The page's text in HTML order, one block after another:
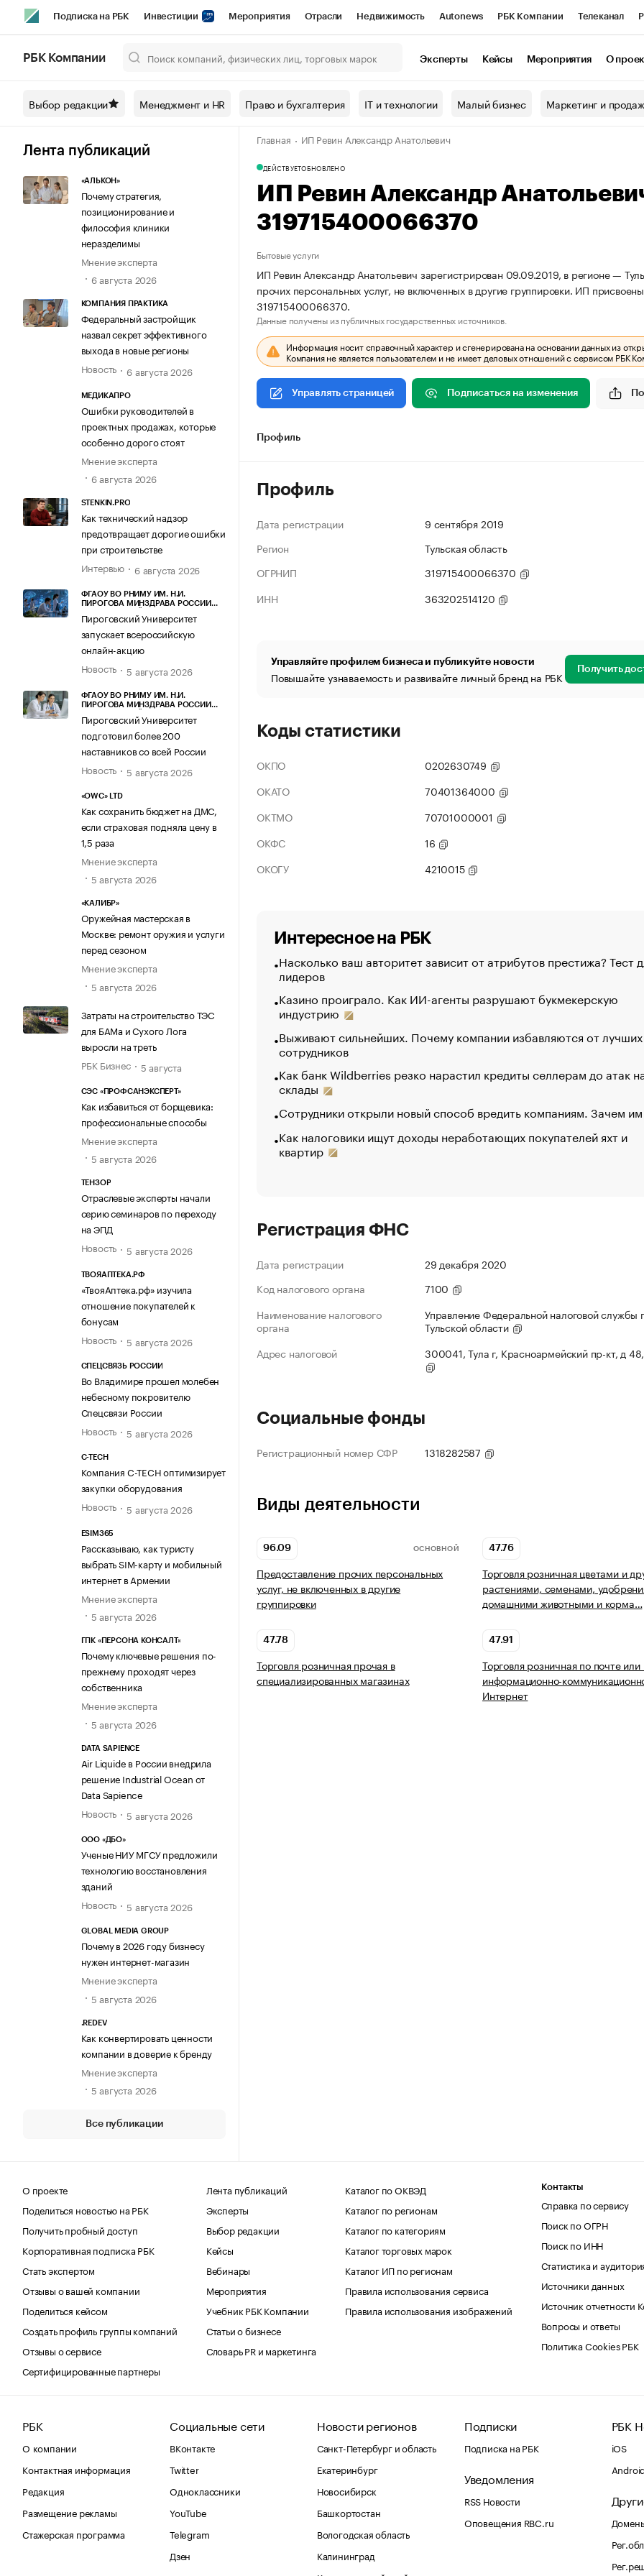
Подписка на РБК Инвестиции Мероприятия Отрасли Недвижимость Autonews РБК Компании Телеканал
Спецпроекты СПб Конференции СПб Спецпроекты Проверка контрагентов
Технологии и медиа Рынок наличной валюты
РБК Компании Эксперты Кейсы Мероприятия О
Выбор редакции Менеджмент и HR Право и бухгалтерия IT и технологии Малый бизнес Маркетинг и
Лента публикаций
«АЛЬКОН»
Почему стратегия,
позиционирование и
философия клиники
неразделимы
Мнение эксперта
6 августа 2026
КОМПАНИЯ ПРАКТИКА
Федеральный застройщик
назвал секрет эффективного
выхода в новые регионы
Новость
6 августа 2026
МЕДИКАПРО
Ошибки руководителей в
проектных продажах, которые
особенно дорого стоят
Мнение эксперта
6 августа 2026
STENKIN.PRO
Как технический надзор
предотвращает дорогие ошибки
при строительстве
Интервью
6 августа 2026
ФГАОУ ВО РНИМУ ИМ. Н.И.
ПИРОГОВА МИНЗДРАВА РОССИИ
Пироговский Университет
запускает всероссийскую
онлайн-акцию
Новость
5 августа 2026
ФГАОУ ВО РНИМУ ИМ. Н.И.
ПИРОГОВА МИНЗДРАВА РОССИИ
Пироговский Университет
подготовил более 200
наставников со всей России
Новость
5 августа 2026
«OWC» LTD
Как сохранить бюджет на ДМС,
если страховая подняла цену в
1,5 раза
Мнение эксперта
5 августа 2026
«КАЛИБР»
Оружейная мастерская в
Москве: ремонт оружия и услуги
перед сезоном
Мнение эксперта
5 августа 2026
Затраты на строительство ТЭС
для БАМа и Сухого Лога
выросли на треть
РБК Бизнес
5 августа
СЭС «ПРОФСАНЭКСПЕРТ»
Как избавиться от борщевика:
профессиональные способы
Мнение эксперта
5 августа 2026
ТЕНЗОР
Отраслевые эксперты начали
серию семинаров по переходу
на ЭПД
Новость
5 августа 2026
ТВОЯАПТЕКА.РФ
«ТвояАптека.рф» изучила
отношение покупателей к
бонусам
Новость
5 августа 2026
СПЕЦСВЯЗЬ РОССИИ
Во Владимире прошел молебен
небесному покровителю
Спецсвязи России
Новость
5 августа 2026
C-TECH
Компания C-TECH оптимизирует
закупки оборудования
Новость
5 августа 2026
ESIM365
Рассказываю, как туристу
выбрать SIM-карту и мобильный
интернет в Армении
Мнение эксперта
5 августа 2026
ГПК «ПЕРСОНА КОНСАЛТ»
Почему ключевые решения по-
прежнему проходят через
собственника
Мнение эксперта
5 августа 2026
DATA SAPIENCE
Air Liquide в России внедрила
решение Industrial Ocean от
Data Sapience
Новость
5 августа 2026
ООО «ДБО»
Ученые НИУ МГСУ предложили
технологию восстановления
зданий
Новость
5 августа 2026
GLOBAL MEDIA GROUP
Почему в 2026 году бизнесу
нужен интернет-магазин
Мнение эксперта
5 августа 2026
.REDEV
Как конвертировать ценности
компании в доверие к бренду
Мнение эксперта
5 августа 2026
Все публикации
Главная ИП Ревин Александр Анатольевич
ДЕЙСТВУЕТОБНОВЛЕНО
ИП Ревин Александр
319715400066370
Бытовые услуги
ИП Ревин Александр Анатольевич зарегистрирован 09.09.2019, в регионе —
прочих персональных услуг, не включенных в другие группировки. ИП
319715400066370.
Данные получены из публичных государственных источников.
Информация носит справочный характер и сгенерирована на основании данных из
Компания не является пользователем и не имеет деловых отношений с сервисом РБК
Управлять страницей Подписаться на изменения
Профиль
Профиль
Дата регистрации
9 сентября 2019
Регион
Тульская область
ОГРНИП
319715400066370
ИНН
363202514120
Управляйте профилем бизнеса и публикуйте новости
Повышайте узнаваемость и развивайте личный бренд на РБК Получить
Коды статистики
ОКПО
0202630749
ОКАТО
70401364000
ОКТМО
70701000001
ОКФС
16
ОКОГУ
4210015
Интересное на РБК
Насколько ваш авторитет зависит от атрибутов престижа? Тест
лидеров
Казино проиграло. Как ИИ-агенты разрушают букмекерскую
индустрию
Выживают сильнейших. Почему компании избавляются от лучших
сотрудников
Как банк Wildberries резко нарастил кредиты селлерам до атак
склады
Сотрудники открыли новый способ вредить компаниям. Зачем
Как налоговики ищут доходы неработающих покупателей яхт и
квартир
Регистрация ФНС
Дата регистрации
29 декабря 2020
Код налогового органа
7100
Наименование налогового
органа
Управление Федеральной налоговой службы
Тульской области
Адрес налоговой
300041, Тула г, Красноармейский пр-кт, д
Социальные фонды
Регистрационный номер СФР 1318282587
Виды деятельности
96.09 ОСНОВНОЙ
Предоставление прочих персональных
услуг, не включенных в другие
группировки
47.76
Торговля розничная цветами и
растениями, семенами,
домашними животными и корма…
47.78
Торговля розничная прочая в
специализированных магазинах
47.91
Торговля розничная по почте или
информационно-
Интернет
О проекте
Поделиться новостью на РБК
Получить пробный доступ
Корпоративная подписка РБК
Стать экспертом
Отзывы о вашей компании
Поделиться кейсом
Создать профиль группы компаний
Отзывы о сервисе
Сертифицированные партнеры
Лента публикаций
Эксперты
Выбор редакции
Кейсы
Вебинары
Мероприятия
Учебник РБК Компании
Статьи о бизнесе
Словарь PR и маркетинга
Каталог по ОКВЭД
Каталог по регионам
Каталог по категориям
Каталог торговых марок
Каталог ИП по регионам
Правила использования сервиса
Правила использования изображений
Контакты
Справка по сервису
Поиск по ОГРН
Поиск по ИНН
Статистика и
Источники данных
Источник отчетности
Вопросы и ответы
Политика Cookies РБК
РБК
О компании
Контактная информация
Редакция
Размещение рекламы
Стажерская программа
Социальные сети
ВКонтакте
Twitter
Одноклассники
YouTube
Telegram
Дзен
Новости регионов
Санкт-Петербург и область
Екатеринбург
Новосибирск
Башкортостан
Вологодская область
Калининград
Подписки
Подписка на РБК
Уведомления
RSS Новости
Оповещения RBC.ru
РБК
iOS